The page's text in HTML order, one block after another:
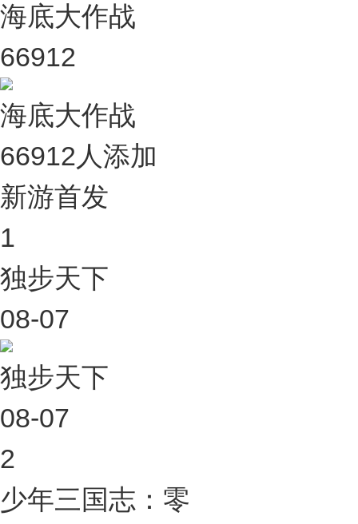
海底大作战
66912
海底大作战
66912人添加
新游首发
1
独步天下
08-07
独步天下
08-07
2
少年三国志：零